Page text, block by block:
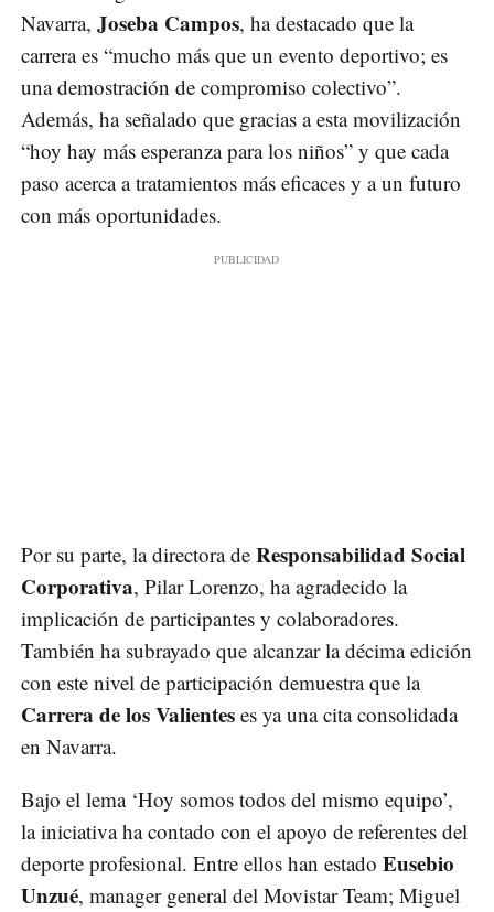
Navarra, Joseba Campos, ha destacado que la
carrera es “mucho más que un evento deportivo; es
una demostración de compromiso colectivo”.
Además, ha señalado que gracias a esta movilización
“hoy hay más esperanza para los niños” y que cada
paso acerca a tratamientos más eficaces y a un futuro
con más oportunidades.
Por su parte, la directora de Responsabilidad Social
Corporativa, Pilar Lorenzo, ha agradecido la
implicación de participantes y colaboradores.
También ha subrayado que alcanzar la décima edición
con este nivel de participación demuestra que la
Carrera de los Valientes es ya una cita consolidada
en Navarra.
Bajo el lema ‘Hoy somos todos del mismo equipo’,
la iniciativa ha contado con el apoyo de referentes del
deporte profesional. Entre ellos han estado Eusebio
Unzué, manager general del Movistar Team; Miguel